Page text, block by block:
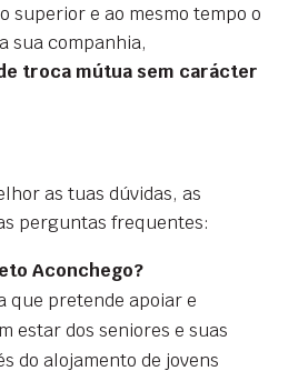
superior e ao mesmo tempo o
sua companhia,
troca mútua sem carácter
as tuas dúvidas, as
perguntas frequentes:
Aconchego?
que pretende apoiar e
estar dos seniores e suas
do alojamento de jovens